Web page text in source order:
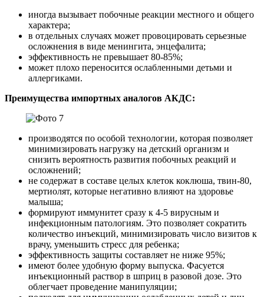
иногда вызывает побочные реакции местного и общего
характера;
в отдельных случаях может провоцировать серьезные
осложнения в виде менингита, энцефалита;
эффективность не превышает 80-85%;
может плохо переносится ослабленными детьми и
аллергиками.
Преимущества импортных аналогов АКДС:
производятся по особой технологии, которая позволяет
минимизировать нагрузку на детский организм и
снизить вероятность развития побочных реакций и
осложнений;
не содержат в составе целых клеток коклюша, твин-80,
мертиолят, которые негативно влияют на здоровье
малыша;
формируют иммунитет сразу к 4-5 вирусным и
инфекционным патологиям. Это позволяет сократить
количество инъекций, минимизировать число визитов к
врачу, уменьшить стресс для ребенка;
эффективность защиты составляет не ниже 95%;
имеют более удобную форму выпуска. Фасуется
инъекционный раствор в шприц в разовой дозе. Это
облегчает проведение манипуляции;